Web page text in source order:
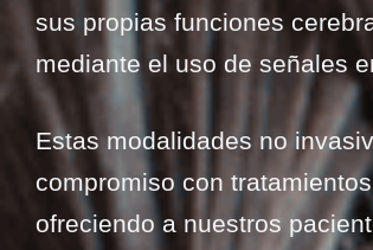
sus propias funciones
mediante el uso de señales
Estas modalidades no
compromiso con
ofreciendo a nuestros